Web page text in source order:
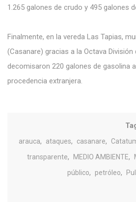
1.265 galones de crudo y 495 galones
Finalmente, en la vereda Las Tapias,
(Casanare) gracias a la Octava
decomisaron 220 galones de gasolina
procedencia extranjera.
arauca, ataques, casanare,
transparente, MEDIO AMBIENTE,
público, petróleo,